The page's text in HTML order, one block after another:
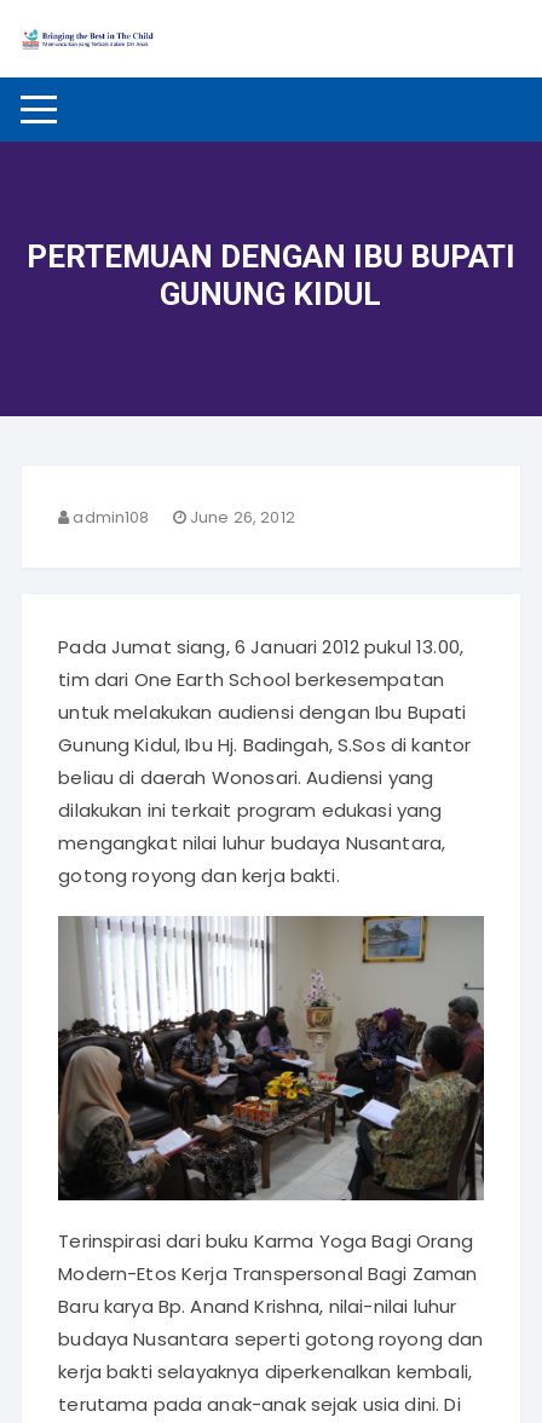
PERTEMUAN DENGAN IBU BUPATI
GUNUNG KIDUL
admin108 June 26, 2012
Pada Jumat siang, 6 Januari 2012 pukul 13.00,
tim dari One Earth School berkesempatan
untuk melakukan audiensi dengan Ibu Bupati
Gunung Kidul, Ibu Hj. Badingah, S.Sos di kantor
beliau di daerah Wonosari. Audiensi yang
dilakukan ini terkait program edukasi yang
mengangkat nilai luhur budaya Nusantara,
gotong royong dan kerja bakti.
Terinspirasi dari buku Karma Yoga Bagi Orang
Modern-Etos Kerja Transpersonal Bagi Zaman
Baru karya Bp. Anand Krishna, nilai-nilai luhur
budaya Nusantara seperti gotong royong dan
kerja bakti selayaknya diperkenalkan kembali,
terutama pada anak-anak sejak usia dini. Di